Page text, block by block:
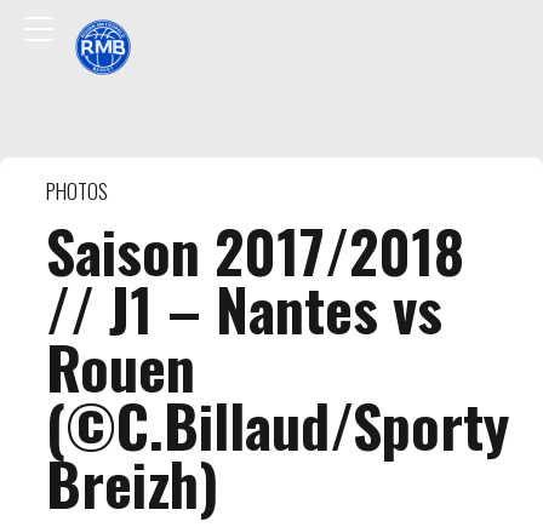
PHOTOS
Saison 2017/2018
// J1 – Nantes vs
Rouen
(©C.Billaud/Sporty
Breizh)